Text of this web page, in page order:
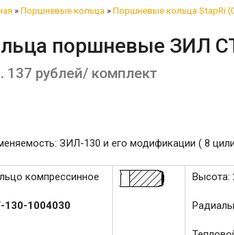
» Поршневые кольца » Поршневые кольца StapRi
поршневые ЗИЛ
137 рублей/ комплект
ЗИЛ-130 и его модификации ( 8
компрессинное
130-1004030
Высота: